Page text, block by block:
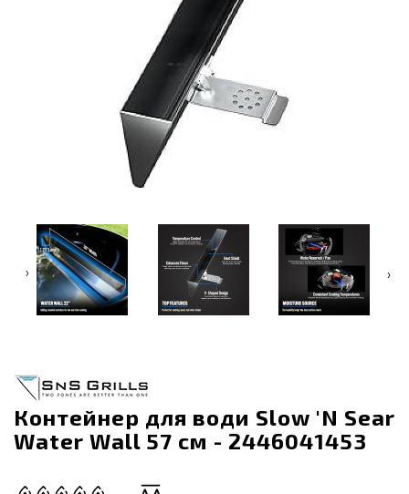
‹ ›
Контейнер для води Slow 'N Sear
Water Wall 57 см - 2446041453